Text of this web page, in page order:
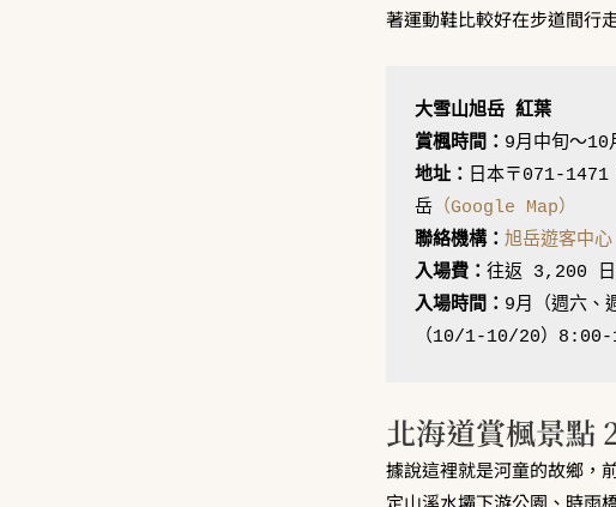
著運動鞋比較好在步道間行
大雪山旭岳 紅葉
賞楓時間：
地址： 日本〒071-
岳 （Google Map）
聯絡機構： 旭岳遊客中心
入場費：
入場時間： 9月（週六
（10/1-10/20）
北海道賞楓景點
據說這裡就是河童的故鄉，
定山溪水壩下游公園、時雨